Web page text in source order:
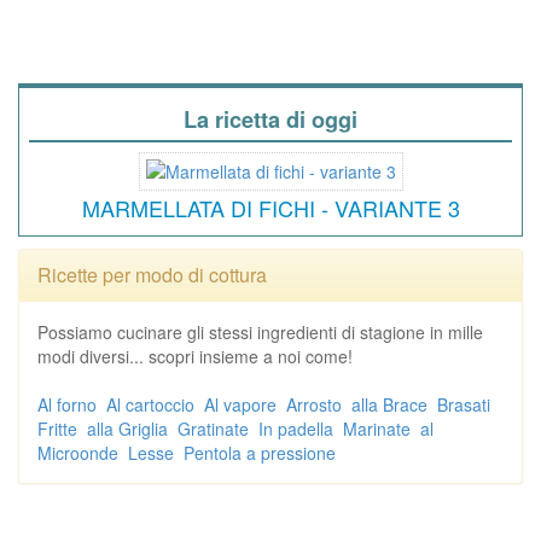
La ricetta di oggi
MARMELLATA DI FICHI - VARIANTE 3
Ricette per modo di cottura
Possiamo cucinare gli stessi ingredienti di stagione in mille
modi diversi... scopri insieme a noi come!
Al forno Al cartoccio Al vapore Arrosto alla Brace Brasati
Fritte alla Griglia Gratinate In padella Marinate al
Microonde Lesse Pentola a pressione